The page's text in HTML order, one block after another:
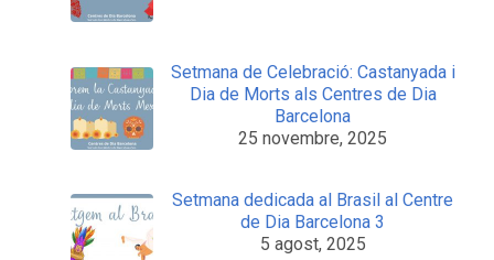
Setmana de Celebració: Castanyada i
Dia de Morts als Centres de Dia
Barcelona
25 novembre, 2025
Setmana dedicada al Brasil al Centre
de Dia Barcelona 3
5 agost, 2025